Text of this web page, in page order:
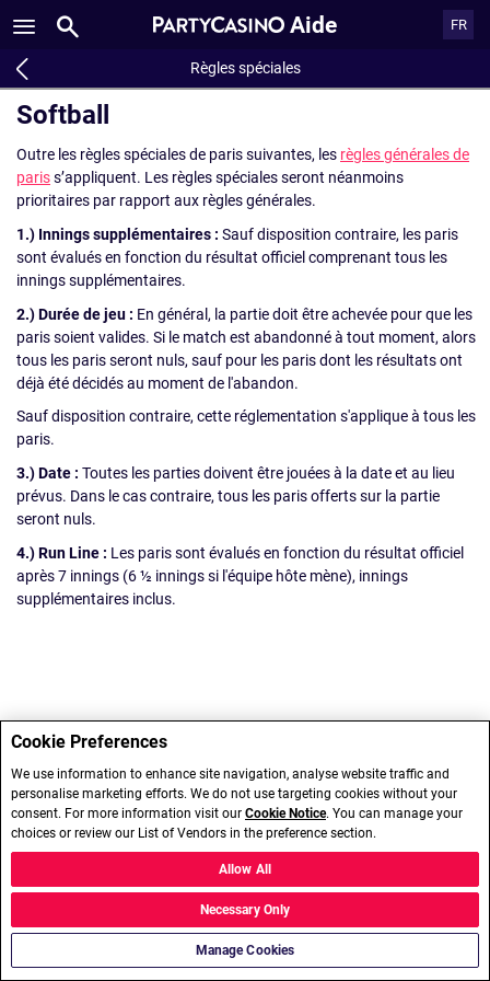
Aide FR
Règles spéciales
Softball
Outre les règles spéciales de paris suivantes, les règles générales de
pariss’appliquent. Les règles spéciales seront néanmoins
prioritaires par rapport aux règles générales.
1.) Innings supplémentaires : Sauf disposition contraire, les paris
sont évalués en fonction du résultat officiel comprenant tous les
innings supplémentaires.
2.) Durée de jeu : En général, la partie doit être achevée pour que les
paris soient valides. Si le match est abandonné à tout moment, alors
tous les paris seront nuls, sauf pour les paris dont les résultats ont
déjà été décidés au moment de l'abandon.
Sauf disposition contraire, cette réglementation s'applique à tous les
paris.
3.) Date : Toutes les parties doivent être jouées à la date et au lieu
prévus. Dans le cas contraire, tous les paris offerts sur la partie
seront nuls.
4.) Run Line : Les paris sont évalués en fonction du résultat officiel
après 7 innings (6 ½ innings si l'équipe hôte mène), innings
supplémentaires inclus.
Cookie Preferences
We use information to enhance site navigation, analyse website traffic and
personalise marketing efforts. We do not use targeting cookies without your
consent. For more information visit our Cookie Notice. You can manage your
choices or review our List of Vendors in the preference section.
Manage Cookies
Necessary Only
Allow All